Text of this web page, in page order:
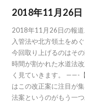
2018年11月26
2018年11月26日の報道
入管法や北方領土をめ
今回取り上げるのはそ
時間が割かれた水道法
く見ていきます。 ——-
はこの改正案に注目が
法案というのがもう一